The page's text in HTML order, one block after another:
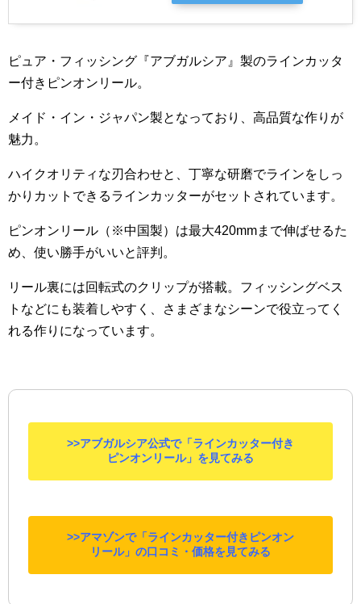
ピュア・フィッシング『アブガルシア』製のラインカッタ
ー付きピンオンリール。
メイド・イン・ジャパン製となっており、高品質な作りが
魅力。
ハイクオリティな刃合わせと、丁寧な研磨でラインをしっ
かりカットできるラインカッターがセットされています。
ピンオンリール（※中国製）は最大420mmまで伸ばせるた
め、使い勝手がいいと評判。
リール裏には回転式のクリップが搭載。フィッシングベス
トなどにも装着しやすく、さまざまなシーンで役立ってく
れる作りになっています。
>>アブガルシア公式で「ラインカッター付き
ピンオンリール」を見てみる
>>アマゾンで「ラインカッター付きピンオン
リール」の口コミ・価格を見てみる